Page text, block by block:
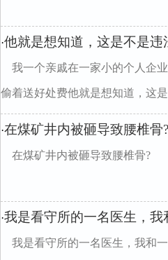
·他就是想知道，这是不是违
我一个亲戚在一家小的个人企
偷着送好处费他就是想知道，这
·在煤矿井内被砸导致腰椎骨?
在煤矿井内被砸导致腰椎骨?
·我是看守所的一名医生，
我是看守所的一名医生，我和